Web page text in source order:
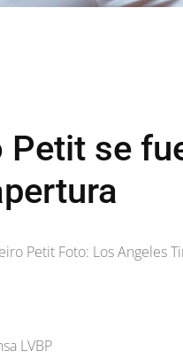
Petit se
Petit Foto: Los Angeles
LVBP